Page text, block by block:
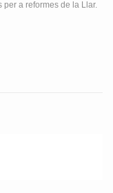
per a reformes de la Llar.